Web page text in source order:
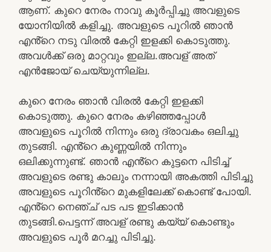
ആണ്. കുറെ നേരം നാവു കൂർപ്പിച്ചു അവളുടെ
യോനിയിൽ കളിച്ചു. അവളുടെ പൂറിൽ ഞാൻ
എൻ്റെ നടു വിരൽ കേറ്റി ഇളക്കി കൊടുത്തു.
അവൾക്ക് ഒരു മാറ്റവും ഇല്ല.അവള് അത്
എൻജോയ് ചെയ്യുന്നില്ല.
കുറെ നേരം ഞാൻ വിരൽ കേറ്റി ഇളക്കി
കൊടുത്തു. കുറെ നേരം കഴിഞ്ഞപ്പോൾ
അവളുടെ പൂറിൽ നിന്നും ഒരു ദ്രാവകം ഒലിച്ചു
തുടങ്ങി. എൻ്റെ കുണ്ണയിൽ നിന്നും
ഒലിക്കുന്നുണ്ട്. ഞാൻ എൻ്റെ കുട്ടനെ പിടിച്ച്
അവളുടെ രണ്ടു കാലും നന്നായി അകത്തി പിടിച്ചു
അവളുടെ പൂറിൻ്റെ മുകളിലേക്ക് കൊണ്ട് പോയി.
എൻ്റെ നെഞ്ച് പട പട ഇടിക്കാൻ
തുടങ്ങി.പെട്ടന്ന് അവള് രണ്ടു കയ്യ് കൊണ്ടും
അവളുടെ പൂർ മറച്ചു പിടിച്ചു.